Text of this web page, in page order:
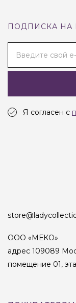
ПОДПИСКА НА
Введите свой
Я согласен с
ООО «МЕКО»
адрес 109089
помещение 01,